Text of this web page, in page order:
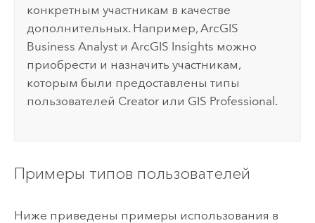
конкретным участникам в качестве
дополнительных. Например,ArcGIS
Business Analyst иArcGIS Insights можно
приобрести и назначить участникам,
которым были предоставлены типы
пользователей Creator или GIS Professional .
Примеры типов пользователей
Ниже приведены примеры использования в